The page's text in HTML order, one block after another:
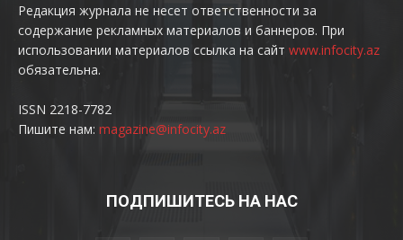
Редакция журнала не несет ответственности за
содержание рекламных материалов и баннеров. При
использовании материалов ссылка на сайт www.infocity.az
обязательна.
ISSN 2218-7782
Пишите нам: magazine@infocity.az
ПОДПИШИТЕСЬ НА НАС